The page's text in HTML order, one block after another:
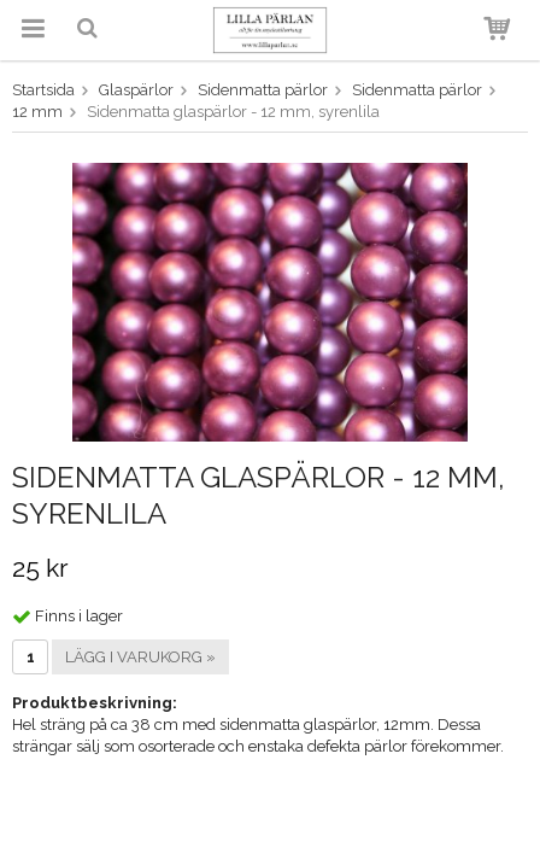
Produkten har blivit tillagd i
varukorgen
Startsida Glaspärlor Sidenmatta pärlor
Sidenmatta pärlor
12 mm
Sidenmatta glaspärlor - 12 mm, syrenlila
SIDENMATTA GLASPÄRLOR - 12 MM,
SYRENLILA
25 kr
Finns i lager
LÄGG I VARUKORG »
Produktbeskrivning:
Hel sträng på ca 38 cm med sidenmatta glaspärlor, 12mm. Dessa
strängar sälj som osorterade och enstaka defekta pärlor förekommer.